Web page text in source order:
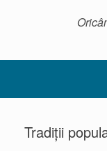
Tradiții